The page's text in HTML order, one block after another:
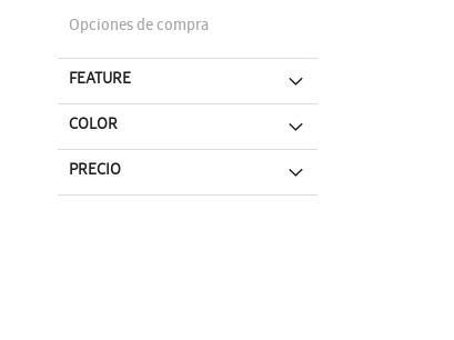
Opciones de compra
FEATURE
COLOR
PRECIO